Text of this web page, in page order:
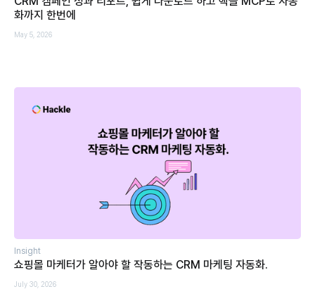
화까지 한번에
May 5, 2026
Insight
쇼핑몰 마케터가 알아야 할 작동하는 CRM 마케팅 자동화.
July 30, 2026